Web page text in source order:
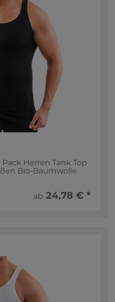
Herren Tank Top
Bio-Baumwolle
ab 24,78 € *